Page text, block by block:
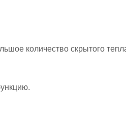
количество скрытого